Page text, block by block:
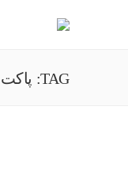
TAG: پاکت نامه